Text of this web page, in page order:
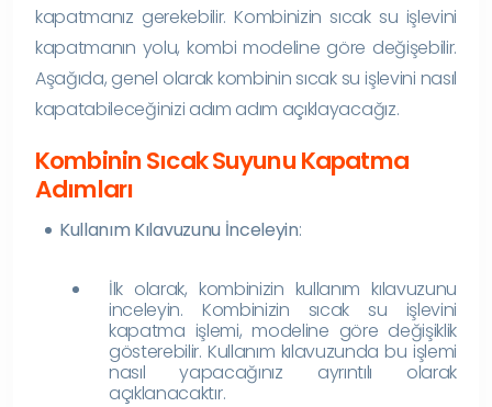
kapatmanız gerekebilir. Kombinizin sıcak su işlevini
kapatmanın yolu, kombi modeline göre değişebilir.
Aşağıda, genel olarak kombinin sıcak su işlevini nasıl
kapatabileceğinizi adım adım açıklayacağız.
Kombinin Sıcak Suyunu Kapatma
Adımları
Kullanım Kılavuzunu İnceleyin:
İlk olarak, kombinizin kullanım kılavuzunu
inceleyin. Kombinizin sıcak su işlevini
kapatma işlemi, modeline göre değişiklik
gösterebilir. Kullanım kılavuzunda bu işlemi
nasıl yapacağınız ayrıntılı olarak
açıklanacaktır.